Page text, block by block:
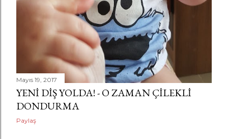
Mayıs 19, 2017
YENI DIŞ YOLDA! - O ZAMAN ÇILEKLI
DONDURMA
Paylaş